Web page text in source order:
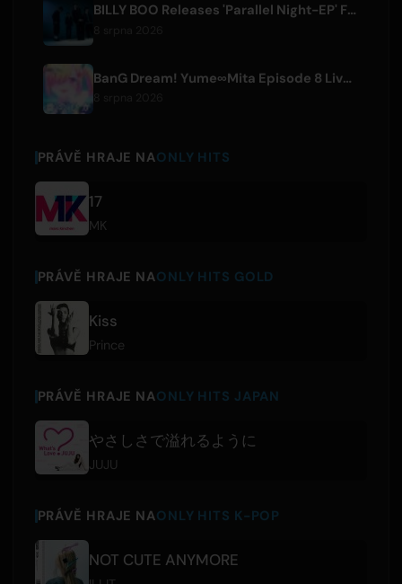
BILLY BOO Releases 'Parallel Night-EP' Featuring TV Drama Theme Song
BanG Dream! Yume∞Mita Episode 8 Live Clip Released
PRÁVĚ HRAJE NAONLY HITS
17
MK
PRÁVĚ HRAJE NAONLY HITS GOLD
Kiss
Prince
PRÁVĚ HRAJE NAONLY HITS JAPAN
やさしさで溢れるように
JUJU
PRÁVĚ HRAJE NAONLY HITS K-POP
NOT CUTE ANYMORE